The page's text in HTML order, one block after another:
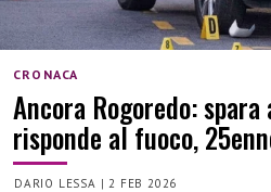
CRONACA
Ancora Rogoredo:
risponde al fuoco,
DARIO LESSA |2 FEB 2026